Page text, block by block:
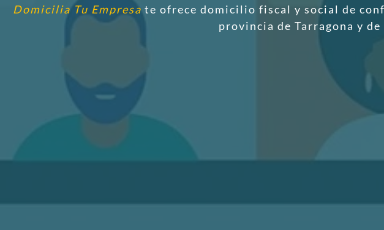
Domicilia Tu Empresa te ofrece domicilio fiscal y social de
provincia de Tarragona y